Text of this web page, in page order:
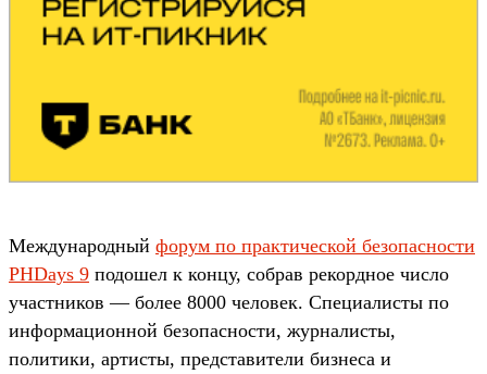
Международный форум по практической безопасности
PHDays 9 подошел к концу, собрав рекордное число
участников — более 8000 человек. Специалисты по
информационной безопасности, журналисты,
политики, артисты, представители бизнеса и